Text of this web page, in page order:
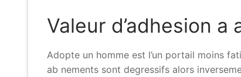
Valeur d’adhesion a
Adopte un homme est l’un portail moins
ab nements sont degressifs alors